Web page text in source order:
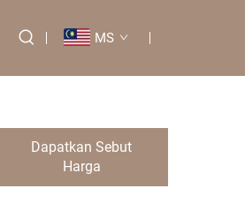
MS
Dapatkan Sebut
Harga